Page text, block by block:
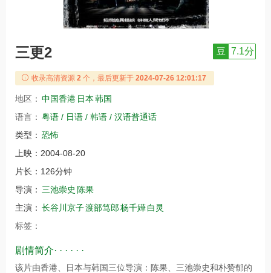
三更2 豆 7.1分
收录高清资源 2 个，最后更新于 2024-07-26 12:01:17
地区： 中国香港 日本韩国
语言： 粤语 / 日语 / 韩语 / 汉语普通话
类型： 恐怖
上映： 2004-08-20
片长： 126分钟
导演： 三池崇史 陈果
主演： 长谷川京子渡部笃郎杨千嬅白灵
标签：
剧情简介· · · · · ·
该片由香港、日本与韩国三位导演：陈果、三池崇史和朴赞郁的